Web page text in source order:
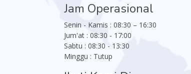
Jam Operasional
Senin - Kamis : 08:30 – 16:30
Jum'at : 08:30 - 17:00
Sabtu : 08:30 - 13:30
Minggu : Tutup